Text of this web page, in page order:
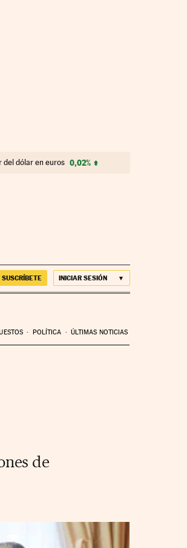
del dólar en euros 0,02%
SUSCRÍBETE INICIAR SESIÓN
POLÍTICA ÚLTIMAS NOTICIAS
de